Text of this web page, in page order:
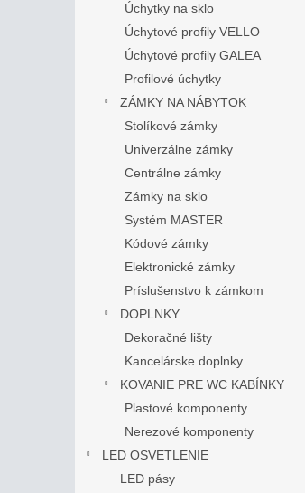
Úchytky na sklo
Úchytové profily VELLO
Úchytové profily GALEA
Profilové úchytky
ZÁMKY NA NÁBYTOK
Stolíkové zámky
Univerzálne zámky
Centrálne zámky
Zámky na sklo
Systém MASTER
Kódové zámky
Elektronické zámky
Príslušenstvo k zámkom
DOPLNKY
Dekoračné lišty
Kancelárske doplnky
KOVANIE PRE WC KABÍNKY
Plastové komponenty
Nerezové komponenty
LED OSVETLENIE
LED pásy